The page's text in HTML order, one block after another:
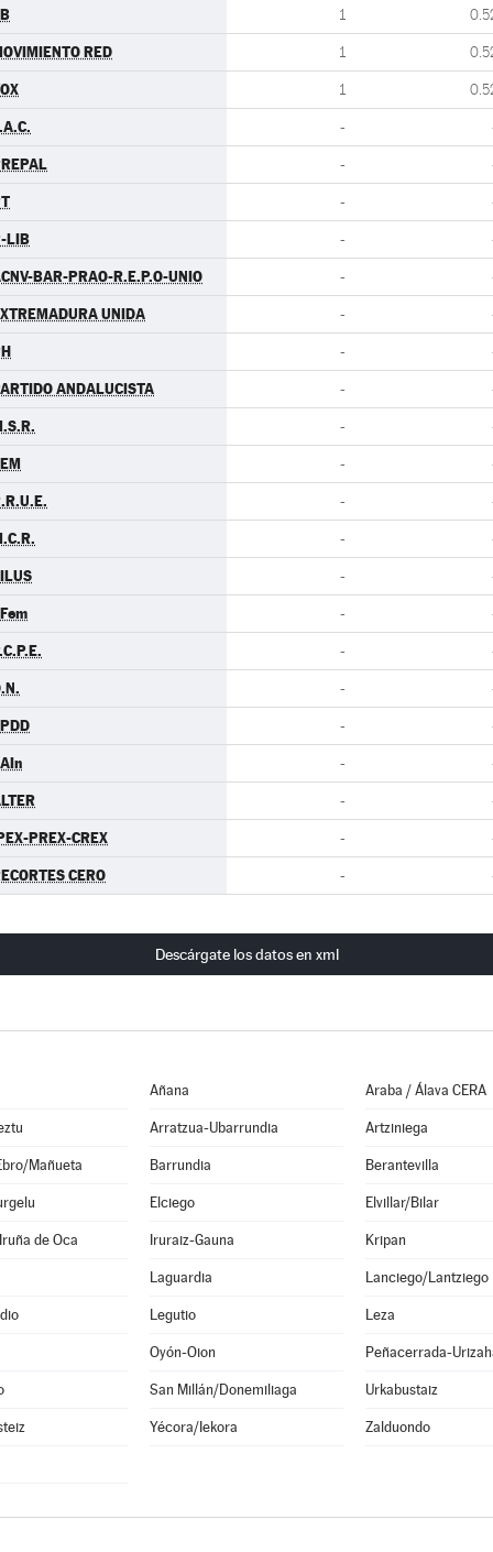
1
RED 1
1
-
-
-
LIB -
BAR-PRAO-R.E.P.O-UNIO -
UNIDA -
-
ANDALUCISTA -
-
-
-
-
-
-
-
-
-
-
-
PREX-CREX -
CERO -
Descárgate los datos en xml
Añana Araba / Álava CERA
Arratzua-Ubarrundia Artziniega
Mañueta Barrundia Berantevilla
Elciego Elvillar/Bilar
de Oca Iruraiz-Gauna Kripan
Laguardia Lanciego/Lantziego
Legutio Leza
Oyón-Oion Peñacerrada-
San Millán/Donemiliaga Urkabustaiz
Yécora/Iekora Zalduondo